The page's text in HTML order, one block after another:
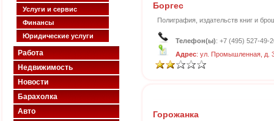
Услуги и сервис
Финансы
Юридические услуги
Работа
Недвижимость
Новости
Барахолка
Авто
Боргес
Полиграфия, издательств книг и
Телефон(ы): +7 (495) 527-49-
Адрес: ул. Промышленная, д.
Горожанка